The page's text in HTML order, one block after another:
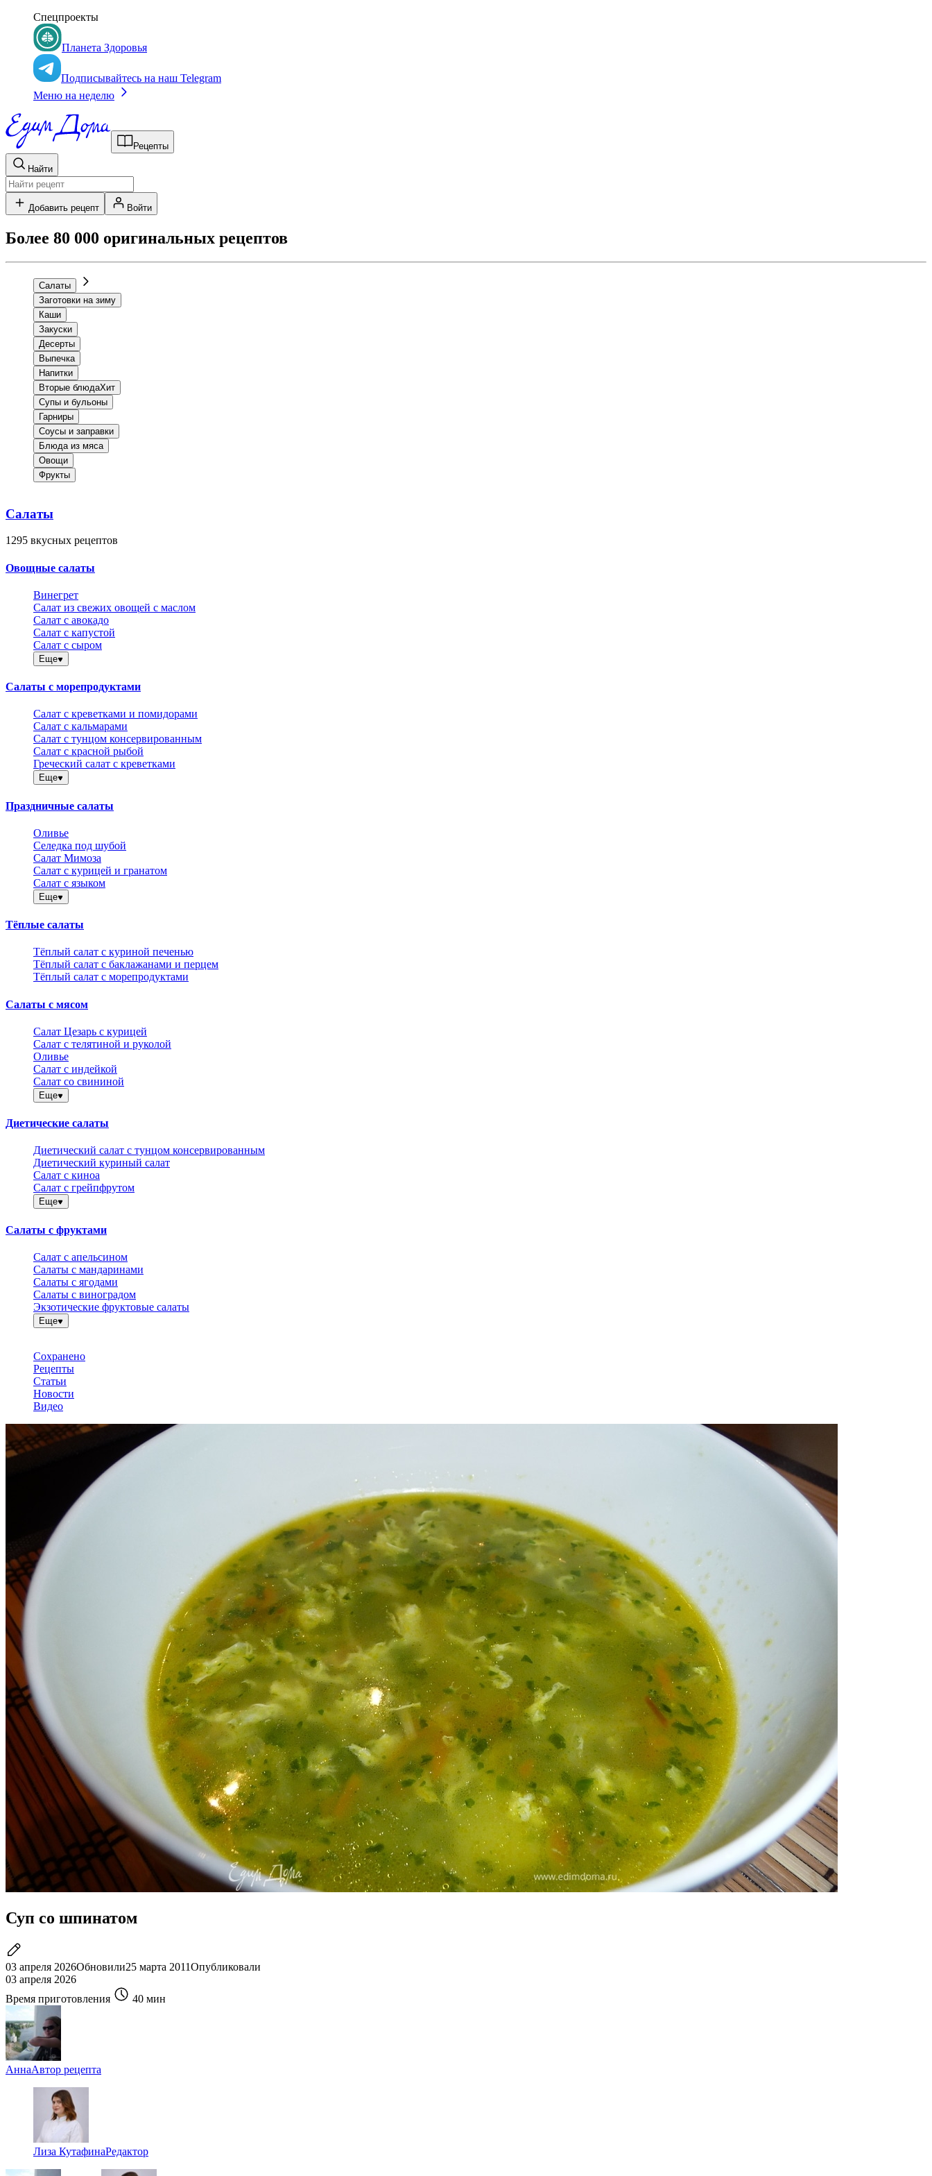
Спецпроекты
Планета Здоровья
Подписывайтесь на наш Telegram
Меню на неделю
Рецепты
Найти
Добавить рецепт Войти
Более 80 000 оригинальных рецептов
Салаты
Заготовки на зиму
Каши
Закуски
Десерты
Выпечка
Напитки
Вторые блюдаХит
Супы и бульоны
Гарниры
Соусы и заправки
Блюда из мяса
Овощи
Фрукты
Салаты
1295 вкусных рецептов
Овощные салаты
Винегрет
Салат из свежих овощей с маслом
Салат с авокадо
Салат с капустой
Салат с сыром
Еще
Салаты с морепродуктами
Салат с креветками и помидорами
Салат с кальмарами
Салат с тунцом консервированным
Салат с красной рыбой
Греческий салат с креветками
Еще
Праздничные салаты
Оливье
Селедка под шубой
Салат Мимоза
Салат с курицей и гранатом
Салат с языком
Еще
Тёплые салаты
Тёплый салат с куриной печенью
Тёплый салат с баклажанами и перцем
Тёплый салат с морепродуктами
Салаты с мясом
Салат Цезарь с курицей
Салат с телятиной и руколой
Оливье
Салат с индейкой
Салат со свининой
Еще
Диетические салаты
Диетический салат с тунцом консервированным
Диетический куриный салат
Салат с киноа
Салат с грейпфрутом
Еще
Салаты с фруктами
Салат с апельсином
Салаты с мандаринами
Салаты с ягодами
Салаты с виноградом
Экзотические фруктовые салаты
Еще
Сохранено
Рецепты
Статьи
Новости
Видео
Суп со шпинатом
03 апреля 2026Обновили25 марта 2011Опубликовали
03 апреля 2026
Время приготовления
40 мин
АннаАвтор рецепта
Лиза КутафинаРедактор